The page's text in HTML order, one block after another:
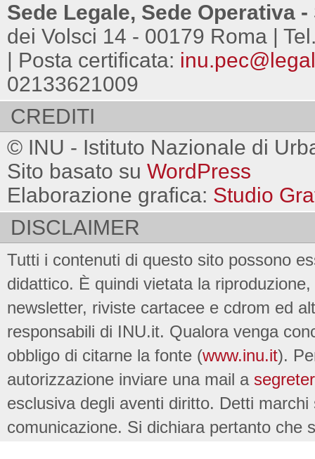
Sede Legale, Sede Operativa
dei Volsci 14 - 00179 Roma |
| Posta certificata:
02133621009
CREDITI
© INU - Istituto Nazionale di
Sito basato su WordPress
Elaborazione grafica: Studio
DISCLAIMER
Tutti i contenuti di questo sito possono
didattico. È quindi vietata la
newsletter, riviste cartacee e cdrom ed
responsabili di INU.it. Qualora venga
obbligo di citarne la fonte (www.inu.it).
autorizzazione inviare una mail a
esclusiva degli aventi diritto. Detti
comunicazione. Si dichiara pertanto che